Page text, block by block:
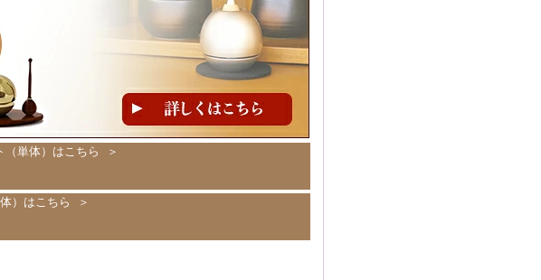
（単体）はこちら ＞
）はこちら ＞